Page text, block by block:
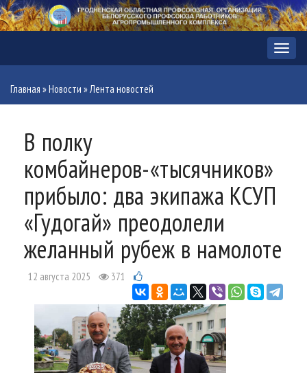
Меню
Главная »Новости »Лента новостей
В полку
комбайнеров-«тысячников»
прибыло: два экипажа КСУП
«Гудогай» преодолели
желанный рубеж в намолоте
12 августа 2025 371